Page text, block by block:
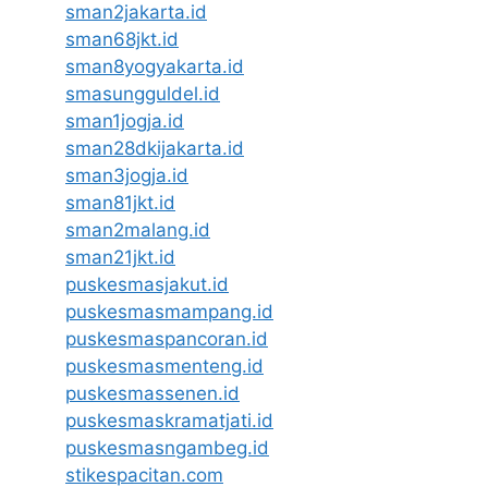
sman2jakarta.id
sman68jkt.id
sman8yogyakarta.id
smasungguldel.id
sman1jogja.id
sman28dkijakarta.id
sman3jogja.id
sman81jkt.id
sman2malang.id
sman21jkt.id
puskesmasjakut.id
puskesmasmampang.id
puskesmaspancoran.id
puskesmasmenteng.id
puskesmassenen.id
puskesmaskramatjati.id
puskesmasngambeg.id
stikespacitan.com